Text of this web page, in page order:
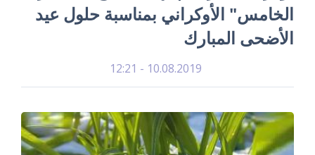
الخامس" الأوكراني بمناسبة حلول عيد
الأضحى المبارك
10.08.2019 - 12:21